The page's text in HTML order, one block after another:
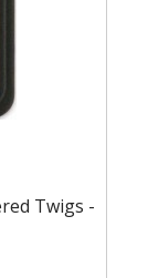
Twigs -